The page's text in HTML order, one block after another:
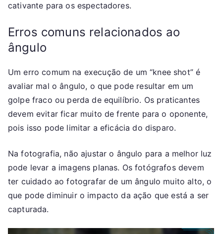
cativante para os espectadores.
Erros comuns relacionados ao
ângulo
Um erro comum na execução de um “knee shot” é
avaliar mal o ângulo, o que pode resultar em um
golpe fraco ou perda de equilíbrio. Os praticantes
devem evitar ficar muito de frente para o oponente,
pois isso pode limitar a eficácia do disparo.
Na fotografia, não ajustar o ângulo para a melhor luz
pode levar a imagens planas. Os fotógrafos devem
ter cuidado ao fotografar de um ângulo muito alto, o
que pode diminuir o impacto da ação que está a ser
capturada.